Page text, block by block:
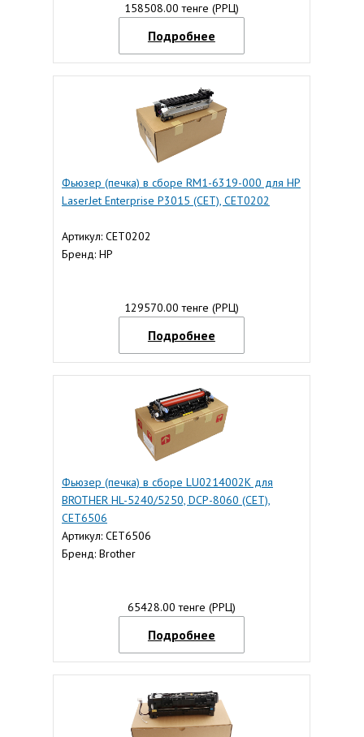
158508.00 тенге (РРЦ)
Подробнее
Фьюзер (печка) в сборе RM1-6319-000 для HP
LaserJet Enterprise P3015 (CET), CET0202
Артикул: CET0202
Бренд: HP
129570.00 тенге (РРЦ)
Подробнее
Фьюзер (печка) в сборе LU0214002K для
BROTHER HL-5240/5250, DCP-8060 (CET),
CET6506
Артикул: CET6506
Бренд: Brother
65428.00 тенге (РРЦ)
Подробнее